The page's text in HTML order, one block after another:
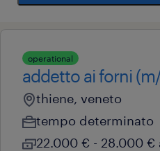
operational
addetto ai forni
thiene, veneto
tempo determinato
22.000 € - 28.000 €